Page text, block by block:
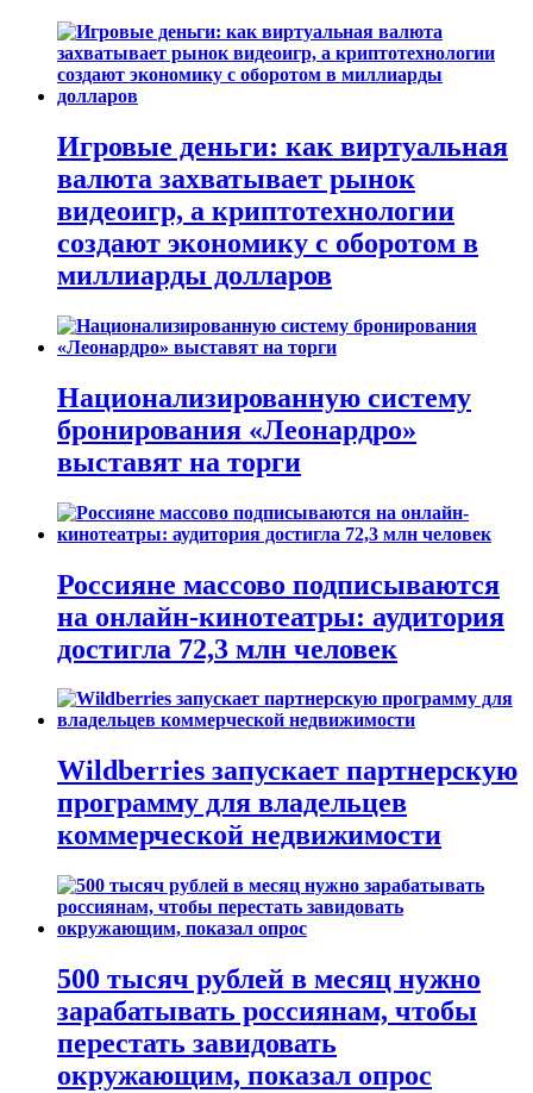
Игровые деньги: как виртуальная
валюта захватывает рынок
видеоигр, а криптотехнологии
создают экономику с оборотом в
миллиарды долларов
Национализированную систему
бронирования «Леонардро»
выставят на торги
Россияне массово подписываются
на онлайн-кинотеатры: аудитория
достигла 72,3 млн человек
Wildberries запускает партнерскую
программу для владельцев
коммерческой недвижимости
500 тысяч рублей в месяц нужно
зарабатывать россиянам, чтобы
перестать завидовать
окружающим, показал опрос